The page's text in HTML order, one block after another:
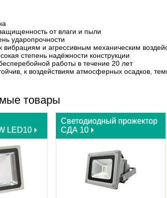
от влаги и пыли
ударопрочности
вибрациям и агрессивным механическим
степень надёжности конструкции
работы в течение 20 лет
к воздействиям атмосферных осадков,
товары
LED10
Светодиодный прожектор
СДА 10